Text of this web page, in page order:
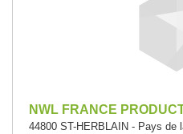
NWL FRANCE
44800 ST-HERBLAIN - Pays de